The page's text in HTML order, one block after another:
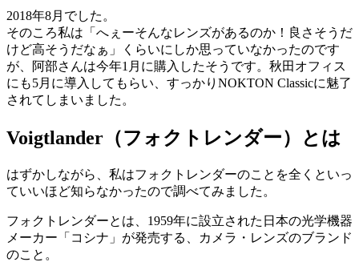
2018年8月でした。
そのころ私は「へぇーそんなレンズがあるのか！良さそうだ
けど高そうだなぁ」くらいにしか思っていなかったのです
が、阿部さんは今年1月に購入したそうです。秋田オフィス
にも5月に導入してもらい、すっかりNOKTON Classicに魅了
されてしまいました。
Voigtlander（フォクトレンダー）とは
はずかしながら、私はフォクトレンダーのことを全くといっ
ていいほど知らなかったので調べてみました。
フォクトレンダーとは、1959年に設立された日本の光学機器
メーカー「コシナ」が発売する、カメラ・レンズのブランド
のこと。